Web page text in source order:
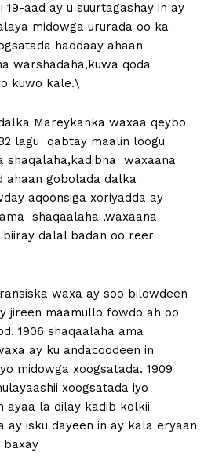
19-aad ay u suurtagashay in ay
midowga ururada oo ka
haddaay ahaan
warshadaha,kuwa qoda
kuwo kale.\
Mareykanka waxaa qeybo
lagu qabtay maalin loogu
shaqalaha,kadibna waxaana
ahaan gobolada dalka
aqoonsiga xoriyadda ay
shaqaalaha ,waxaana
dalal badan oo reer
waxa ay soo bilowdeen
jireen maamullo fowdo ah oo
1906 shaqaalaha ama
ay ku andacoodeen in
midowga xoogsatada. 1909
xoogsatada iyo
ayaa la dilay kadib kolkii
ay isku dayeen in ay kala eryaan
baxay